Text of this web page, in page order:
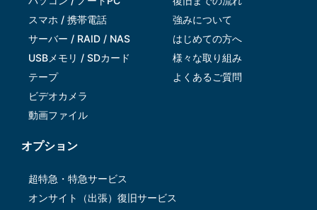
スマホ / 携帯電話
サーバー / RAID / NAS
USBメモリ / SDカード
テープ
ビデオカメラ
動画ファイル
強みについて
はじめての方へ
様々な取り組み
よくあるご質問
オプション
超特急・特急サービス
オンサイト（出張）復旧サービス